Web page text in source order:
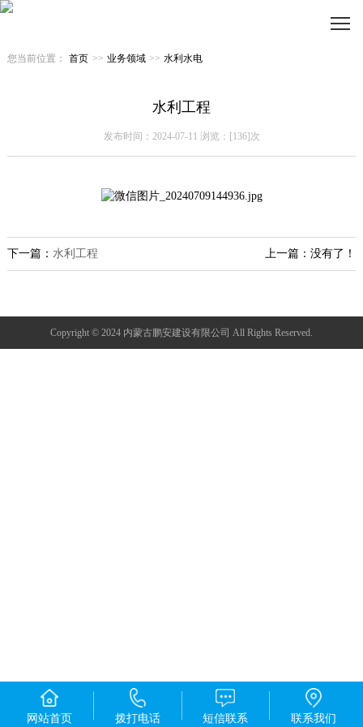
您当前位置： 首页 >> 业务领域 >> 水利水电
水利工程
发布时间：2024-07-11 浏览：[136]次
上一篇：没有了！
下一篇： 水利工程
Copyright © 2024 内蒙古鹏安建设有限公司 All Rights Reserved.
网站首页 拨打电话 短信联系 联系我们